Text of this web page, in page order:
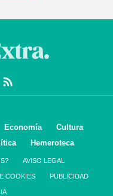
Economía
Cultura
Hemeroteca
AVISO LEGAL
COOKIES PUBLICIDAD